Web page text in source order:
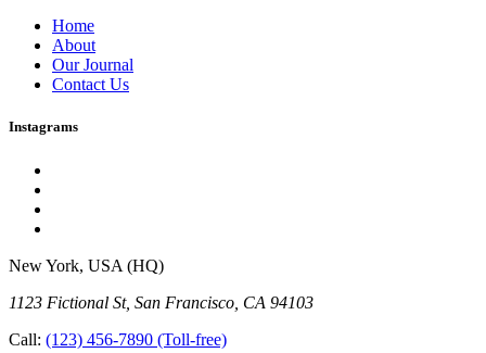
Home
About
Our Journal
Contact Us
Instagrams
New York, USA (HQ)
1123 Fictional St, San Francisco, CA 94103
Call: (123) 456-7890 (Toll-free)